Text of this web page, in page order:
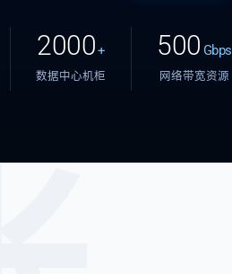
2000+
数据中心机柜
500 Gbps
网络带宽资源